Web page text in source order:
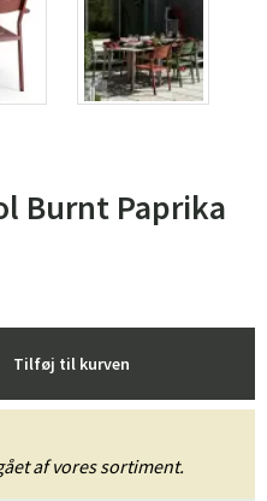
Burnt Paprika
Tilføj til kurven
af vores sortiment.